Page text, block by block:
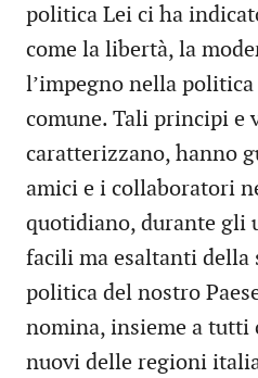
politica Lei ci ha
come la libertà, la
l’impegno nella
comune. Tali principi e
caratterizzano, hanno
amici e i collaboratori
quotidiano, durante gli
facili ma esaltanti della
politica del nostro
nomina, insieme a tutti
nuovi delle regioni